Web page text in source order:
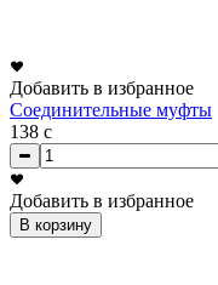
Добавить в избранное
Соединительные муфты
138 c
Добавить в избранное
В корзину